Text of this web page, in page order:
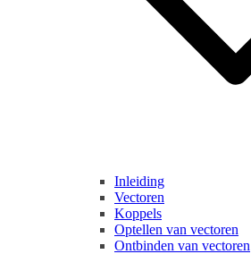
Inleiding
Vectoren
Koppels
Optellen van vectoren
Ontbinden van vectoren